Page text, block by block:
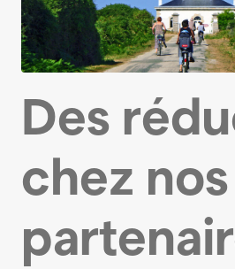
Des
chez nos